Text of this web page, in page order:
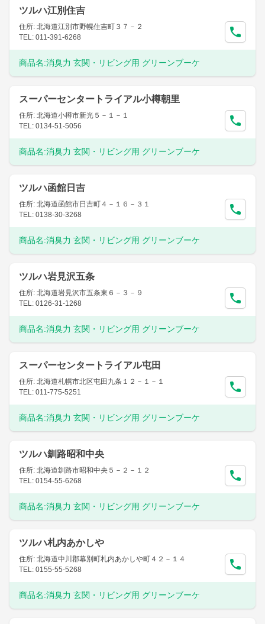
ツルハ江別住吉
住所: 北海道江別市野幌住吉町３７－２
TEL: 011-391-6268
商品名:消臭力 玄関・リビング用 グリーンブーケ
スーパーセンタートライアル小樽朝里
住所: 北海道小樽市新光５－１－１
TEL: 0134-51-5056
商品名:消臭力 玄関・リビング用 グリーンブーケ
ツルハ函館日吉
住所: 北海道函館市日吉町４－１６－３１
TEL: 0138-30-3268
商品名:消臭力 玄関・リビング用 グリーンブーケ
ツルハ岩見沢五条
住所: 北海道岩見沢市五条東６－３－９
TEL: 0126-31-1268
商品名:消臭力 玄関・リビング用 グリーンブーケ
スーパーセンタートライアル屯田
住所: 北海道札幌市北区屯田九条１２－１－１
TEL: 011-775-5251
商品名:消臭力 玄関・リビング用 グリーンブーケ
ツルハ釧路昭和中央
住所: 北海道釧路市昭和中央５－２－１２
TEL: 0154-55-6268
商品名:消臭力 玄関・リビング用 グリーンブーケ
ツルハ札内あかしや
住所: 北海道中川郡幕別町札内あかしや町４２－１４
TEL: 0155-55-5268
商品名:消臭力 玄関・リビング用 グリーンブーケ